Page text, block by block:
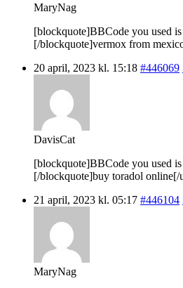
MaryNag
[blockquote]BBCode you used
[/blockquote]vermox from
20 april, 2023 kl. 15:18 #446069
DavisCat
[blockquote]BBCode you used
[/blockquote]buy toradol online[/
21 april, 2023 kl. 05:17 #446104
MaryNag